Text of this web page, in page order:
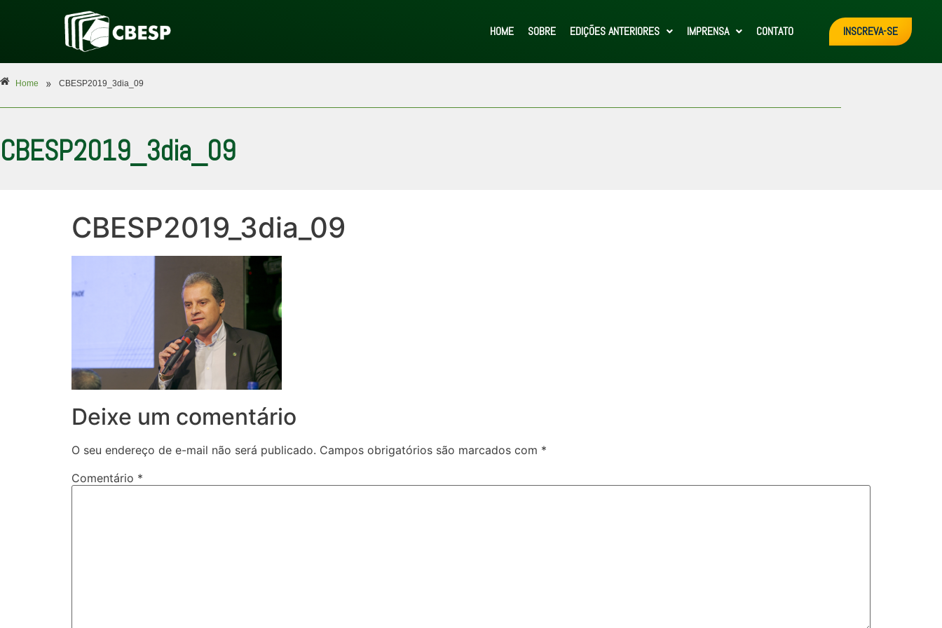
HOME SOBRE EDIÇÕES ANTERIORES IMPRENSA CONTATO INSCREVA-SE
Home » CBESP2019_3dia_09
CBESP2019_3dia_09
CBESP2019_3dia_09
Deixe um comentário
O seu endereço de e-mail não será publicado. Campos obrigatórios são marcados com *
Comentário *